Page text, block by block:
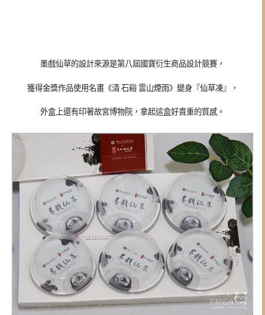
墨戲仙草的設計來源是第八屆國寶衍生商品設計競賽，
獲得金獎作品使用名畫《清 石谿 雲山煙雨》變身『仙草凍』，
外盒上還有印著故宮博物院，拿起這盒好貴重的質感。